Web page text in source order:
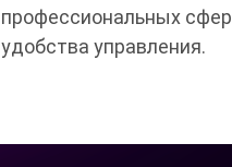
профессиональных
удобства управления.